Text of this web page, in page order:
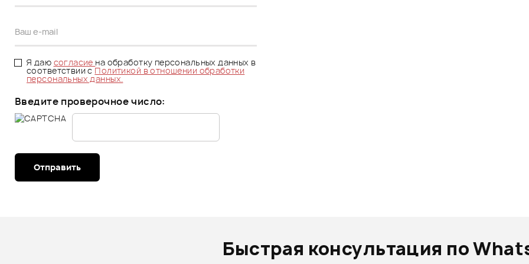
Я даю согласие на обработку персональных данных в
соответствии сПолитикой в отношении обработки
персональных данных.
Введите проверочное число:
Отправить
Быстрая консультация по